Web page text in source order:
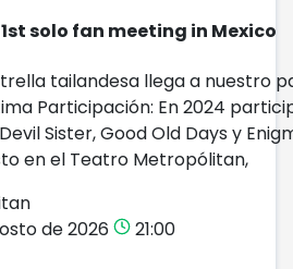
solo fan meeting in Mexico
tailandesa llega a nuestro
Participación: En 2024
Sister, Good Old Days y
en el Teatro Metropólitan,
de 2026
21:00